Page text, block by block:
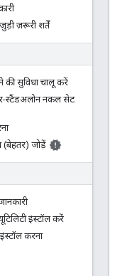
ज़रूरी शर्तें
की सुविधा चालू करें
स्टैंडअलोन नकल सेट
(बेहतर) जोड़ें
इंस्टॉल करें
करना